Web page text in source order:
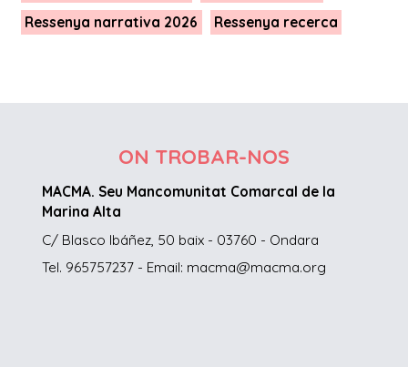
Ressenya narrativa 2026
Ressenya recerca
ON TROBAR-NOS
MACMA. Seu Mancomunitat Comarcal de la
Marina Alta
C/ Blasco Ibáñez, 50 baix - 03760 - Ondara
Tel. 965757237 - Email: macma@macma.org